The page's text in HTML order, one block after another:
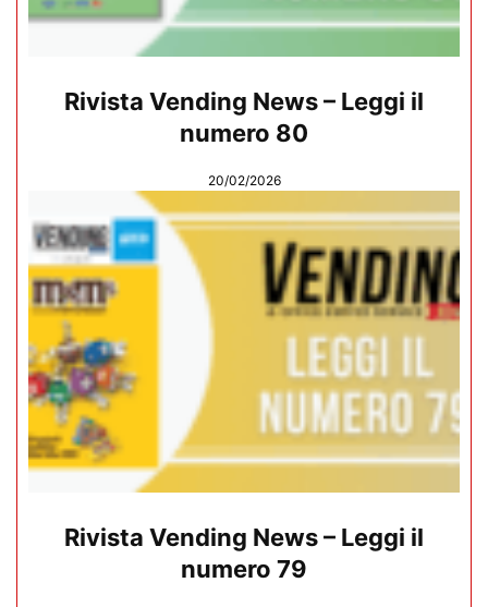
Rivista Vending News – Leggi il
numero 80
20/02/2026
Rivista Vending News – Leggi il
numero 79